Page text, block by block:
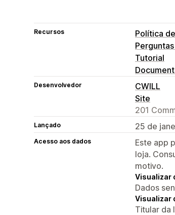
Recursos
Política
Tutorial
Desenvolvedor
CWILL
Site
201
Lançado 25 de
Acesso aos dados
Este app
loja.
motivo.
Visualizar
Dados
Visualizar
Titular da